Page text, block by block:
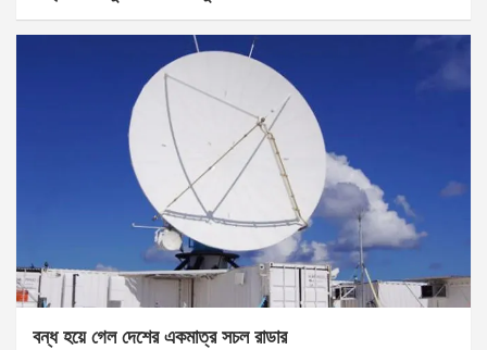
বন্ধ হয়ে গেল দেশের একমাত্র সচল রাডার